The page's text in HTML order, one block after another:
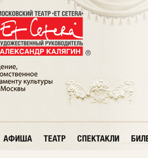
АФИША ТЕАТР СПЕКТАКЛИ